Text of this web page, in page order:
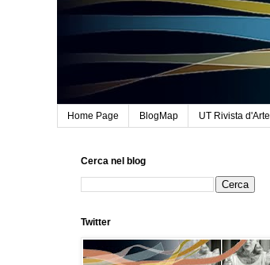
Home Page BlogMap UT Rivista d'Arte
Cerca nel blog
Twitter